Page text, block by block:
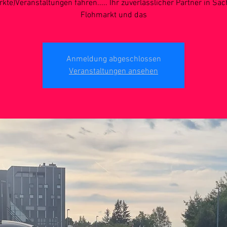
fahren..... Ihr zuverlässlicher Partner in
Flohmarkt und das
Anmeldung abgeschlossen
Veranstaltungen ansehen